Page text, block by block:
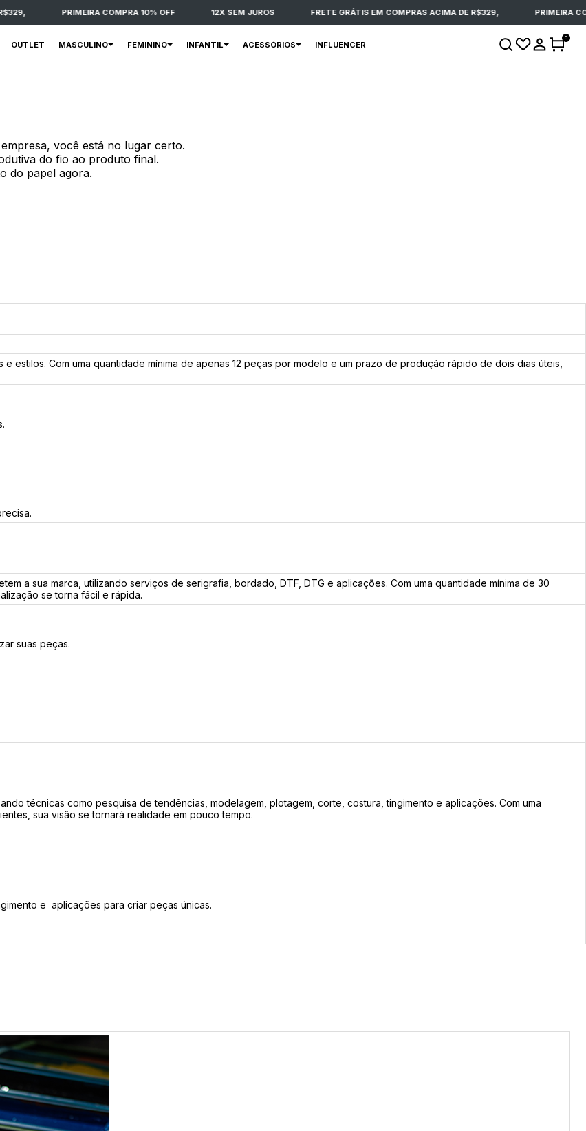
PRIMEIRA COMPRA 10% OFF 12X SEM JUROS FRETE GRÁTIS EM COMPRAS ACIMA DE R$329, PRIMEIRA COMPRA
OUTLET MASCULINO FEMININO INFANTIL ACESSÓRIOS INFLUENCER
0
você está no lugar certo.
do fio ao produto final.
do papel agora.
estilos. Com uma quantidade mínima de apenas 12 peças por modelo e um prazo de produção rápido de dois dias úteis,
a sua marca, utilizando serviços de serigrafia, bordado, DTF, DTG e aplicações. Com uma quantidade mínima de 30
se torna fácil e rápida.
suas peças.
técnicas como pesquisa de tendências, modelagem, plotagem, corte, costura, tingimento e aplicações. Com uma
sua visão se tornará realidade em pouco tempo.
e aplicações para criar peças únicas.